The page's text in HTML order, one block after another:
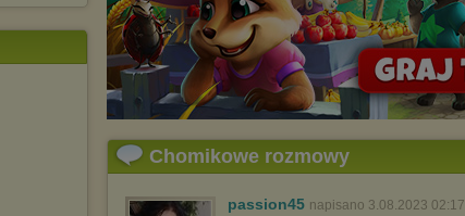
Chomikowe rozmowy
passion45 napisano 3.08.2023 02:17